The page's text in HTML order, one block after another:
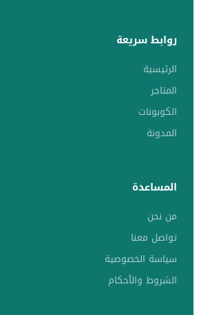
روابط سريعة
الرئيسية
المتاجر
الكوبونات
المدونة
المساعدة
من نحن
تواصل معنا
سياسة الخصوصية
الشروط والأحكام